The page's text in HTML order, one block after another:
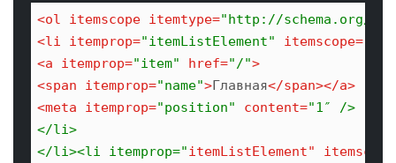
<ol itemscope itemtype="http://schema.org/
<li itemprop="itemListElement" itemscope=
<a itemprop="item" href="/">
<span itemprop="name">Главная</span></a>
<meta itemprop="position" content="1″ />
</li>
</li><li itemprop="itemListElement" itemscope